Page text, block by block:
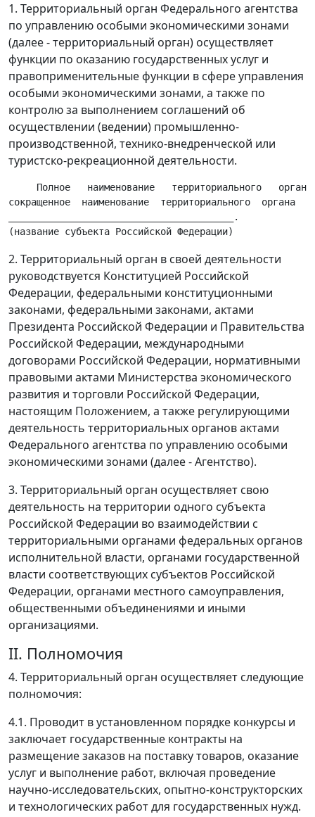
1. Территориальный орган Федерального агентства
по управлению особыми экономическими зонами
(далее - территориальный орган) осуществляет
функции по оказанию государственных услуг и
правоприменительные функции в сфере управления
особыми экономическими зонами, а также по
контролю за выполнением соглашений об
осуществлении (ведении) промышленно-
производственной, технико-внедренческой или
туристско-рекреационной деятельности.
Полное   наименование   территориального
сокращенное  наименование  территориального
________________________________________.
2. Территориальный орган в своей деятельности
руководствуется Конституцией Российской
Федерации, федеральными конституционными
законами, федеральными законами, актами
Президента Российской Федерации и Правительства
Российской Федерации, международными
договорами Российской Федерации, нормативными
правовыми актами Министерства экономического
развития и торговли Российской Федерации,
настоящим Положением, а также регулирующими
деятельность территориальных органов актами
Федерального агентства по управлению особыми
экономическими зонами (далее - Агентство).
3. Территориальный орган осуществляет свою
деятельность на территории одного субъекта
Российской Федерации во взаимодействии с
территориальными органами федеральных органов
исполнительной власти, органами государственной
власти соответствующих субъектов Российской
Федерации, органами местного самоуправления,
общественными объединениями и иными
организациями.
II. Полномочия
4. Территориальный орган осуществляет следующие
полномочия:
4.1. Проводит в установленном порядке конкурсы и
заключает государственные контракты на
размещение заказов на поставку товаров, оказание
услуг и выполнение работ, включая проведение
научно-исследовательских, опытно-конструкторских
и технологических работ для государственных нужд.